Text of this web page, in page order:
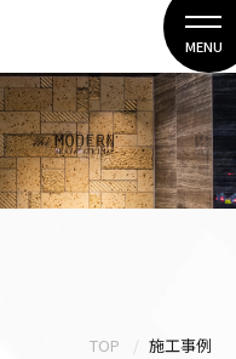
MENU
TOP 施工事例